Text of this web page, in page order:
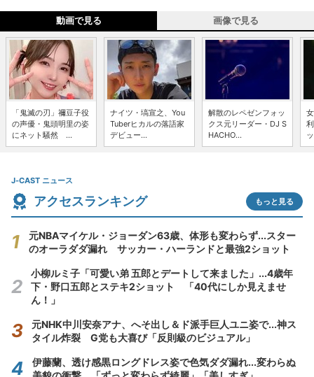
動画で見る 画像で見る
「鬼滅の刃」禰豆子役
の声優・鬼頭明里の姿
にネット騒然 ...
ナイツ・塙宣之、You
Tuberヒカルの落語家
デビュー...
解散のレペゼンフォッ
クス元リーダー・DJ S
HACHO...
J-CAST ニュース
アクセスランキング もっと見る
元NBAマイケル・ジョーダン63歳、体形も変わらず...スター
のオーラダダ漏れ サッカー・ハーランドと最強2ショット
小柳ルミ子「可愛い弟 五郎とデートして来ました」...4歳年
下・野口五郎とステキ2ショット 「40代にしか見えませ
ん！」
元NHK中川安奈アナ、へそ出し＆ド派手巨人ユニ姿で...神ス
タイル炸裂 G党も大喜び「反則級のビジュアル」
伊藤蘭、透け感黒ロングドレス姿で色気ダダ漏れ...変わらぬ